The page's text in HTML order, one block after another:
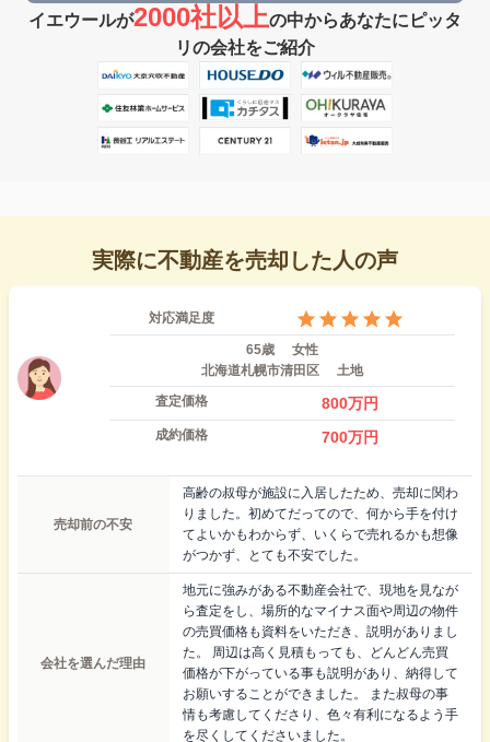
イエウールが2000社以上の中からあなたにピッタ
リの会社をご紹介
実際に不動産を売却した人の声
対応満足度
65歳
女性
北海道札幌市清田区
土地
査定価格
800万円
成約価格 700万円
売却前の不安
高齢の叔母が施設に入居したため、売却に関わ
りました。初めてだってので、何から手を付け
てよいかもわからず、いくらで売れるかも想像
がつかず、とても不安でした。
会社を選んだ理由
地元に強みがある不動産会社で、現地を見なが
ら査定をし、場所的なマイナス面や周辺の物件
の売買価格も資料をいただき、説明がありまし
た。 周辺は高く見積もっても、どんどん売買
価格が下がっている事も説明があり、納得して
お願いすることができました。 また叔母の事
情も考慮してくださり、色々有利になるよう手
を尽くしてくださいました。